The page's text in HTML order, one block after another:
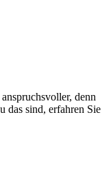
denn
das sind, erfahren Sie